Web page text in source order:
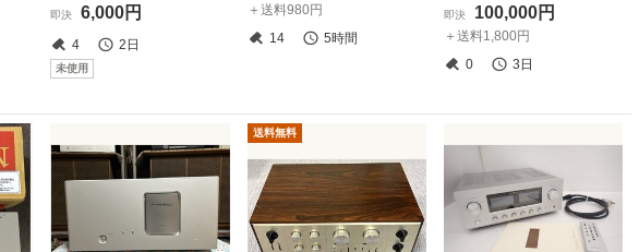
即決 6,000円
4 2日
未使用
＋送料980円
14
5時間
即決 100,000円
＋送料1,800円
0
3日
送料無料